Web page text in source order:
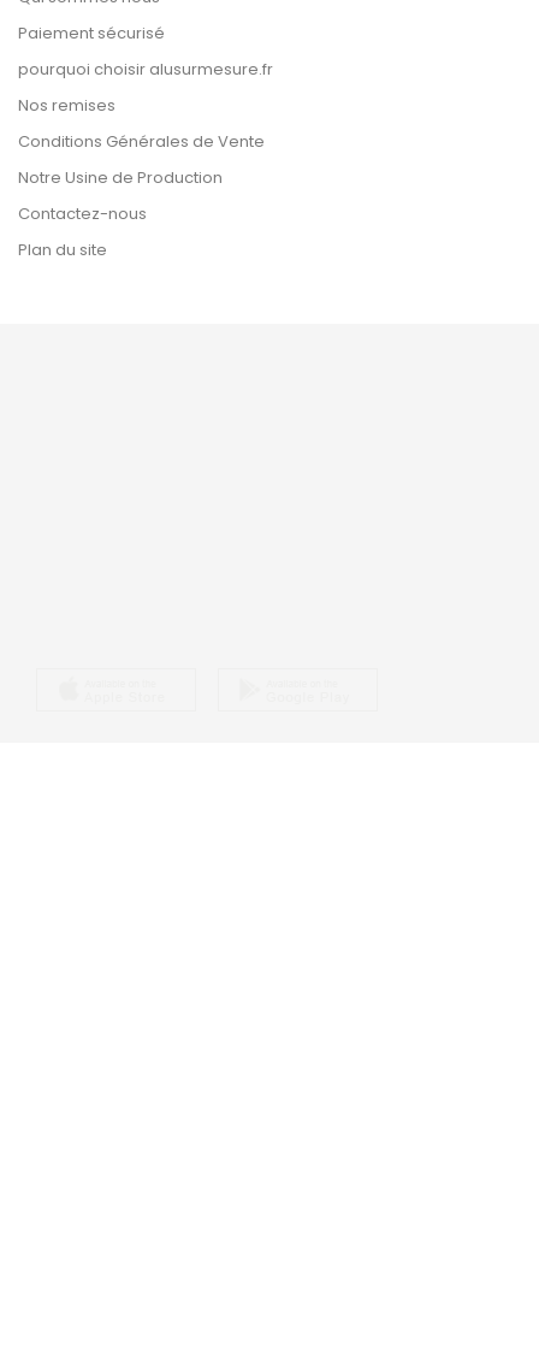
Paiement sécurisé
pourquoi choisir alusurmesure.fr
Nos remises
Conditions Générales de Vente
Notre Usine de Production
Contactez-nous
Plan du site